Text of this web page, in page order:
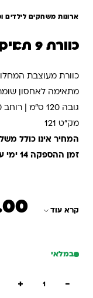
ארונות משחקים לילדים
כוורת 9 תאים + דלתות
כוורת מעוצבת המחלוקת ל-9 תאים
מתאימה לאחסון
גובה 120 ס"מ | רוחב 120 ס"מ | עומק 40 ס"מ
מק"ט 121
המחיר אינו כולל
זמן ההספקה 14 ימי עסקים
קרא עוד
במלאי
−
+